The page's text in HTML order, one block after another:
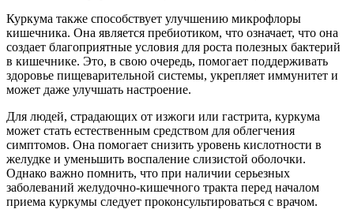
Куркума также способствует улучшению микрофлоры
кишечника. Она является пребиотиком, что означает, что она
создает благоприятные условия для роста полезных бактерий
в кишечнике. Это, в свою очередь, помогает поддерживать
здоровье пищеварительной системы, укрепляет иммунитет и
может даже улучшать настроение.
Для людей, страдающих от изжоги или гастрита, куркума
может стать естественным средством для облегчения
симптомов. Она помогает снизить уровень кислотности в
желудке и уменьшить воспаление слизистой оболочки.
Однако важно помнить, что при наличии серьезных
заболеваний желудочно-кишечного тракта перед началом
приема куркумы следует проконсультироваться с врачом.